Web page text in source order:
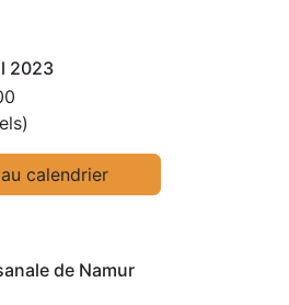
2023
)
calendrier
de Namur